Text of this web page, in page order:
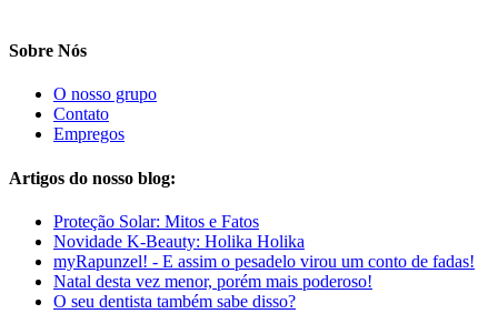
Sobre Nós
O nosso grupo
Contato
Empregos
Artigos do nosso blog:
Proteção Solar: Mitos e Fatos
Novidade K-Beauty: Holika Holika
myRapunzel! - E assim o pesadelo virou um conto de fadas!
Natal desta vez menor, porém mais poderoso!
O seu dentista também sabe disso?